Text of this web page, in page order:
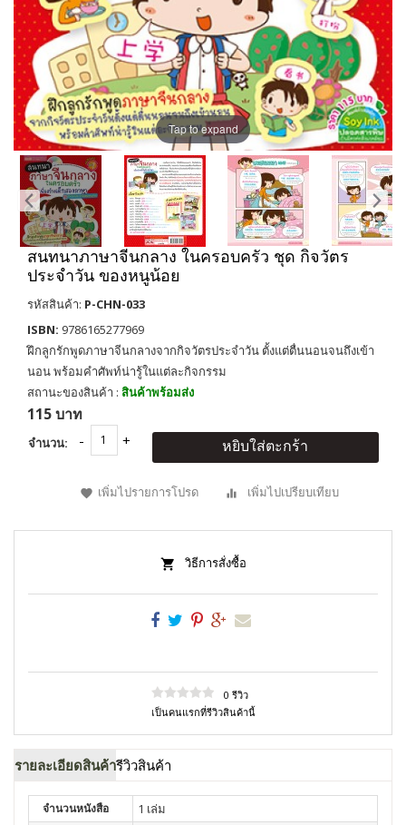
Tap to expand
สนทนาภาษาจีนกลาง ในครอบครัว ชุด กิจวัตร
ประจำวัน ของหนูน้อย
รหัสสินค้า: P-CHN-033
ISBN: 9786165277969
ฝึกลูกรักพูดภาษาจีนกลางจากกิจวัตรประจำวัน ตั้งแต่ตื่นนอนจนถึงเข้า
นอน พร้อมคำศัพท์น่ารู้ในแต่ละกิจกรรม
สถานะของสินค้า : สินค้าพร้อมส่ง
115 บาท
จำนวน: หยิบใส่ตะกร้า
เพิ่มไปรายการโปรด เพิ่มไปเปรียบเทียบ
วิธีการสั่งซื้อ
0 รีวิว
เป็นคนแรกที่รีวิวสินค้านี้
รายละเอียดสินค้ารีวิวสินค้า
จำนวนหนังสือ 1 เล่ม